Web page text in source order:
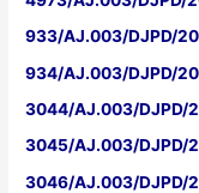
933/AJ.003/DJPD/
934/AJ.003/DJPD/
3044/AJ.003/DJPD/
3045/AJ.003/DJPD/
3046/AJ.003/DJPD/